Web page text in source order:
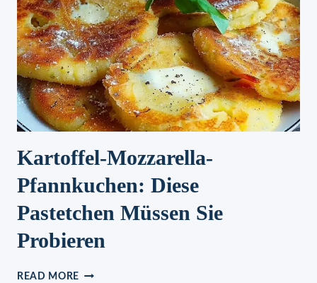
UND
ZITRONE
Kartoffel-Mozzarella-
Pfannkuchen: Diese
Pastetchen Müssen Sie
Probieren
READ MORE KARTOFFEL-